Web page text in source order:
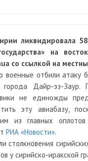
ликвидировала
на
со ссылкой на
военные отбили атаку
города Дайр-эз-Заур.
не единожды
эту авиабазу,
из главных оплотов
РИА «Новости».
столкновения
у сирийско-иракской